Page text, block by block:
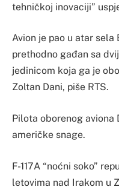
tehničkoj inovaciji”
Avion je pao u atar sela
prethodno gađan sa
jedinicom koja ga je
Zoltan Dani, piše RTS.
Pilota oborenog aviona
američke snage.
F-117A “noćni soko”
letovima nad Irakom u